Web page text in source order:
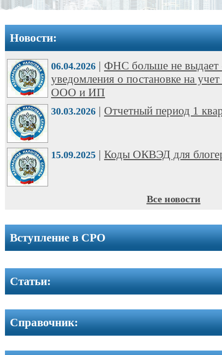
Внесение
изменений
в
ООО
➩
Юридические
адреса
Вступление
СРО
Новости
Вопрос-
Контакты
Новости:
06.04.2026 | ФНС больше не выдает
уведомления о постановке на
ООО и ИП
30.03.2026 | Отчетный период 1
15.09.2025 | Коды ОКВЭД для
Все новости
Вступление в СРО
Cтатьи:
Справочник: